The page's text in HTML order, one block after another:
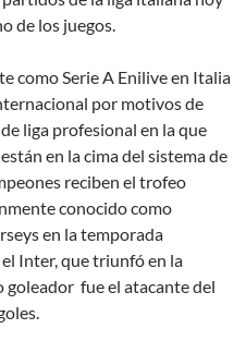
de los juegos.
como Serie A Enilive en Italia
por motivos de
liga profesional en la que
en la cima del sistema de
reciben el trofeo
conocido como
en la temporada
Inter, que triunfó en la
fue el atacante del